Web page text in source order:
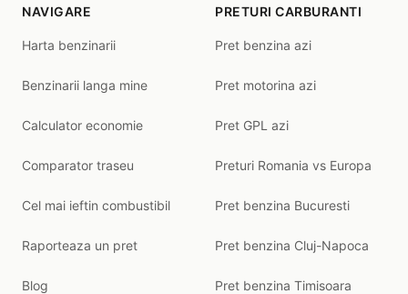
NAVIGARE
Harta benzinarii
Benzinarii langa mine
Calculator economie
Comparator traseu
Cel mai ieftin combustibil
Raporteaza un pret
Blog
PRETURI CARBURANTI
Pret benzina azi
Pret motorina azi
Pret GPL azi
Preturi Romania vs Europa
Pret benzina Bucuresti
Pret benzina Cluj-Napoca
Pret benzina Timisoara